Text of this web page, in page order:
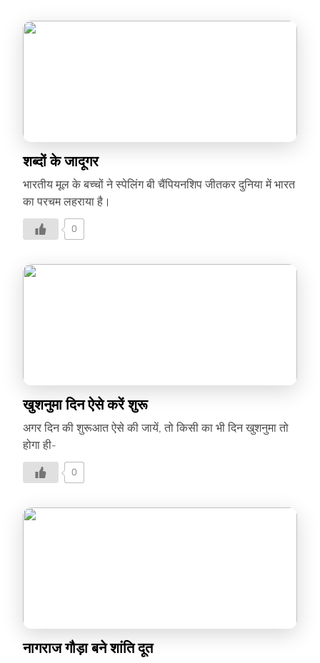
शब्दों के जादूगर
भारतीय मूल के बच्चों ने स्पेलिंग बी चैंपियनशिप जीतकर दुनिया में भारत
का परचम लहराया है।
0
खुशनुमा दिन ऐसे करें शुरू
अगर दिन की शुरूआत ऐसे की जायें, तो किसी का भी दिन खुशनुमा तो
होगा ही-
0
नागराज गौड़ा बने शांति दूत